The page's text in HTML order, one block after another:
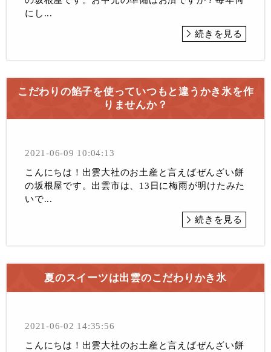
にし...
続きを見る
こだわりの餡子を使っていつもと違うかき氷を作
りませんか？
2021-06-09 10:04:13
こんにちは！出雲大社のお土産と言えばぜんざい餅
の坂根屋です。出雲市は、13日に梅雨が明けたみた
いで...
続きを見る
夏のスイーツは出雲のこだわりかき氷
2021-06-02 14:35:56
こんにちは！出雲大社のお土産と言えばぜんざい餅